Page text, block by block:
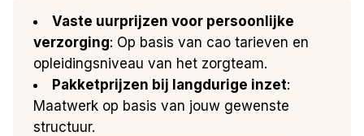
Vaste uurprijzen voor persoonlijke
verzorging: Op basis van cao tarieven en
opleidingsniveau van het zorgteam.
Pakketprijzen bij langdurige inzet:
Maatwerk op basis van jouw gewenste
structuur.